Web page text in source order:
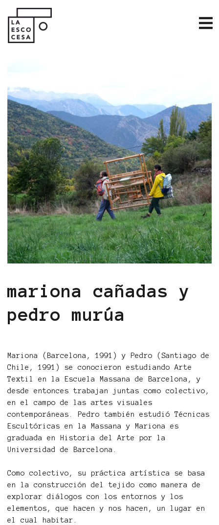
mariona cañadas y
pedro murúa
Mariona (Barcelona, 1991) y Pedro (Santiago de
Chile, 1991) se conocieron estudiando Arte
Textil en la Escuela Massana de Barcelona, y
desde entonces trabajan juntas como colectivo,
en el campo de las artes visuales
contemporáneas. Pedro también estudió Técnicas
Escultóricas en la Massana y Mariona es
graduada en Historia del Arte por la
Universidad de Barcelona.
Como colectivo, su práctica artística se basa
en la construcción del tejido como manera de
explorar diálogos con los entornos y los
elementos, que hacen y nos hacen, un lugar en
el cual habitar.